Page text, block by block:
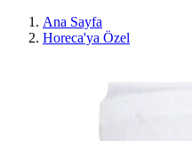
Ana Sayfa
Horeca'ya Özel